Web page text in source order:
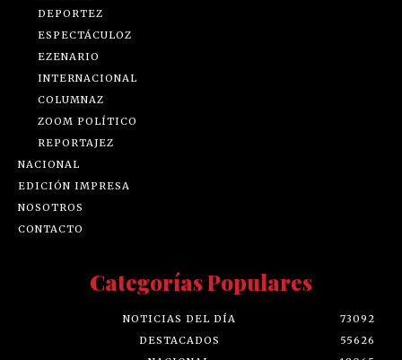
DEPORTEZ
ESPECTÁCULOZ
EZENARIO
INTERNACIONAL
COLUMNAZ
ZOOM POLÍTICO
REPORTAJEZ
NACIONAL
EDICIÓN IMPRESA
NOSOTROS
CONTACTO
Categorías Populares
NOTICIAS DEL DÍA
73092
DESTACADOS
55626